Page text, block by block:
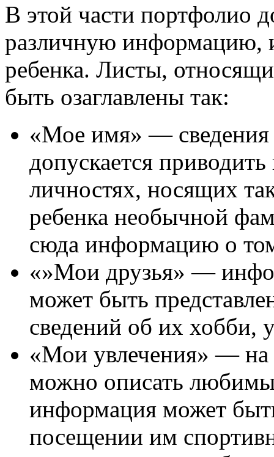
В этой части портфолио
различную информацию,
ребенка. Листы,
быть озаглавлены так:
«Мое имя» — сведения
допускается
личностях, носящих
ребенка необычной
сюда информацию о
«»Мои друзья» —
может быть
сведений об их хобби,
«Мои увлечения» — на
можно описать
информация может
посещении им